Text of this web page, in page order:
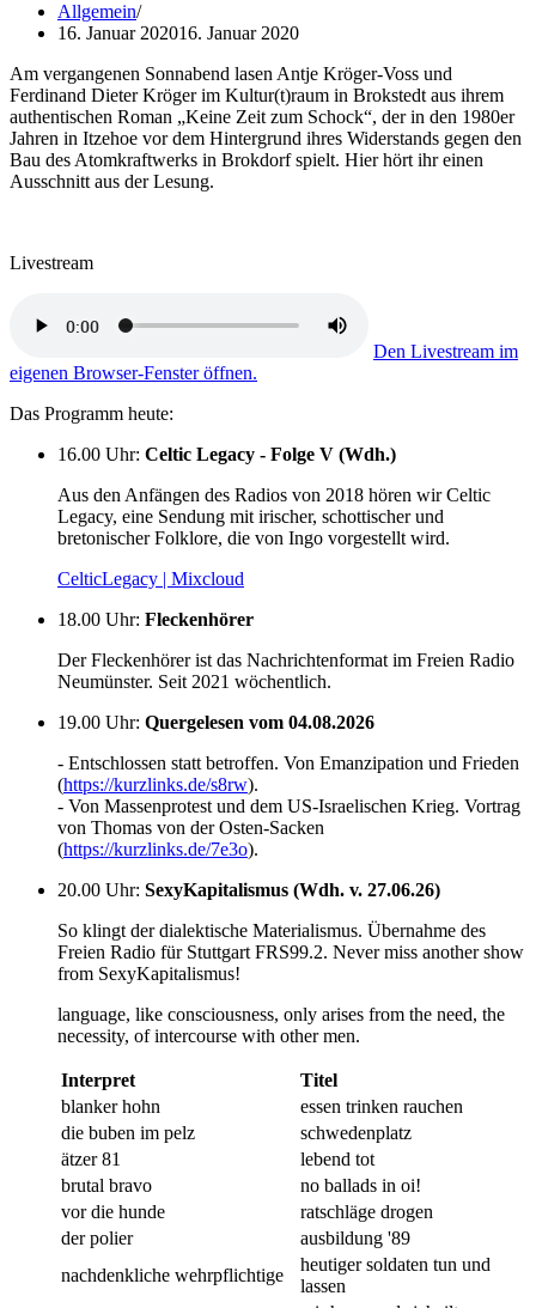
Allgemein
16. Januar 202016. Januar 2020
Am vergangenen Sonnabend lasen Antje Kröger-Voss und
Ferdinand Dieter Kröger im Kultur(t)raum in Brokstedt aus ihrem
authentischen Roman „Keine Zeit zum Schock“, der in den 1980er
Jahren in Itzehoe vor dem Hintergrund ihres Widerstands gegen den
Bau des Atomkraftwerks in Brokdorf spielt. Hier hört ihr einen
Ausschnitt aus der Lesung.
Livestream
Den Livestream im
eigenen Browser-Fenster öffnen.
Das Programm heute:
16.00 Uhr: Celtic Legacy - Folge V (Wdh.)
Aus den Anfängen des Radios von 2018 hören wir Celtic
Legacy, eine Sendung mit irischer, schottischer und
bretonischer Folklore, die von Ingo vorgestellt wird.
CelticLegacy | Mixcloud
18.00 Uhr: Fleckenhörer
Der Fleckenhörer ist das Nachrichtenformat im Freien Radio
Neumünster. Seit 2021 wöchentlich.
19.00 Uhr: Quergelesen vom 04.08.2026
- Entschlossen statt betroffen. Von Emanzipation und Frieden
(https://kurzlinks.de/s8rw).
- Von Massenprotest und dem US-Israelischen Krieg. Vortrag
von Thomas von der Osten-Sacken
(https://kurzlinks.de/7e3o).
20.00 Uhr: SexyKapitalismus (Wdh. v. 27.06.26)
So klingt der dialektische Materialismus. Übernahme des
Freien Radio für Stuttgart FRS99.2. Never miss another show
from SexyKapitalismus!
language, like consciousness, only arises from the need, the
necessity, of intercourse with other men.
Interpret
Titel
blanker hohn
essen trinken rauchen
die buben im pelz
schwedenplatz
ätzer 81
lebend tot
brutal bravo
no ballads in oi!
vor die hunde
ratschläge drogen
der polier
ausbildung '89
nachdenkliche wehrpflichtige
heutiger soldaten tun und
lassen